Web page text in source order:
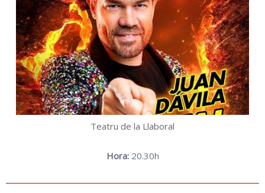
Teatru de la Llaboral
Hora:20.30h